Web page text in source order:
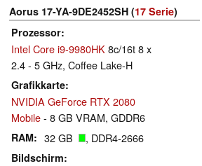
Aorus 17-YA-9DE2452SH (17 Serie)
Prozessor
Intel Core i9-9980HK8c/16t 8 x
2.4 - 5 GHz, Coffee Lake-H
Grafikkarte
NVIDIA GeForce RTX 2080
Mobile- 8 GB VRAM, GDDR6
RAM 32 GB , DDR4-2666
Bildschirm